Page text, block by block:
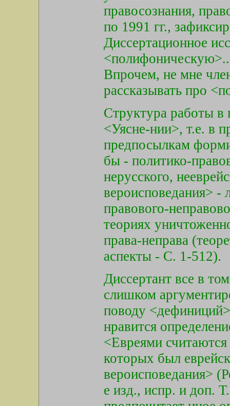
правосознания,
по 1991 гг.,
Диссертационное
Впрочем, не мне
рассказывать про
Структура работы
<Уясне-нии>, т.е. в
предпосылкам
бы - политико-
нерусского,
вероисповедания> -
правового-
теориях
права-неправа
аспекты - С. 1-512).
Диссертант все в
слишком
поводу
нравится
<Евреями
которых был
вероисповедания>
е изд., испр. и доп.